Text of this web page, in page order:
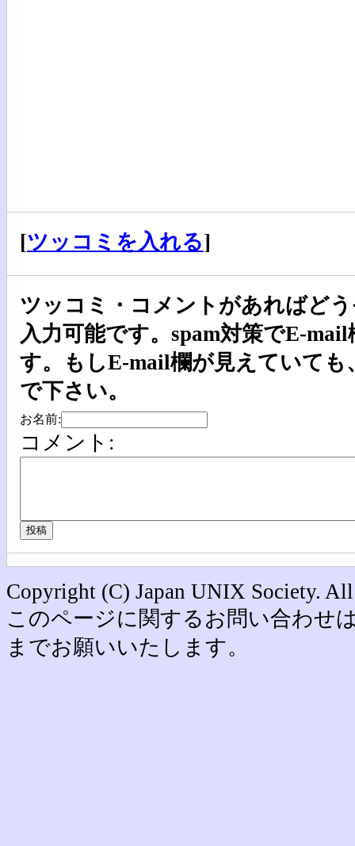
[ツッコミを入れる]
ツッコミ・コメントがあればど
入力可能です。spam対策でE-
す。もしE-mail欄が見えていても
で下さい。
お名前:
コメント:
Copyright (C) Japan UNIX Society.
このページに関するお問い合わせ
までお願いいたします。